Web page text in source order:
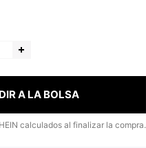
A LA BOLSA
calculados al finalizar la compra.